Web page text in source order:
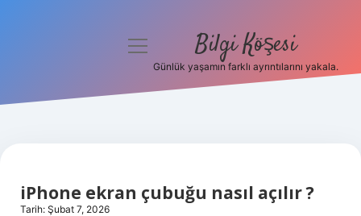
Hakkımızda
menüyü
Bilgi Köşesi
Günlük yaşamın farklı ayrıntılarını yakala.
iPhone ekran çubuğu nasıl açılır ?
Tarih: Şubat 7, 2026